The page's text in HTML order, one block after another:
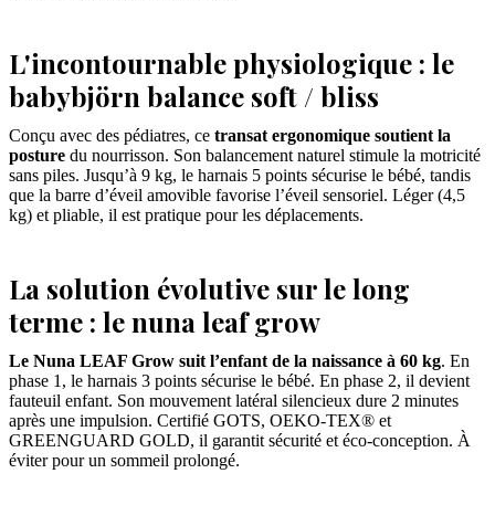
L'incontournable physiologique : le
babybjörn balance soft / bliss
Conçu avec des pédiatres, ce transat ergonomique soutient la
posture du nourrisson. Son balancement naturel stimule la motricité
sans piles. Jusqu’à 9 kg, le harnais 5 points sécurise le bébé, tandis
que la barre d’éveil amovible favorise l’éveil sensoriel. Léger (4,5
kg) et pliable, il est pratique pour les déplacements.
La solution évolutive sur le long
terme : le nuna leaf grow
Le Nuna LEAF Grow suit l’enfant de la naissance à 60 kg. En
phase 1, le harnais 3 points sécurise le bébé. En phase 2, il devient
fauteuil enfant. Son mouvement latéral silencieux dure 2 minutes
après une impulsion. Certifié GOTS, OEKO-TEX® et
GREENGUARD GOLD, il garantit sécurité et éco-conception. À
éviter pour un sommeil prolongé.